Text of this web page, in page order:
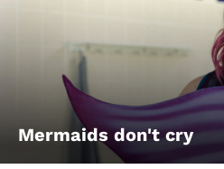
Mermaids don't cry